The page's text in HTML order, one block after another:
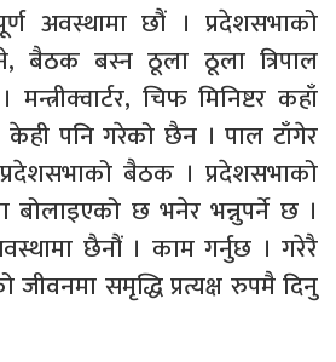
अवस्थामा छौं । प्रदेशसभाको
बैठक बस्न ठूला ठूला त्रिपाल
चिफ मिनिष्टर कहाँ
पनि गरेको छैन । पाल टाँगेर
बैठक । प्रदेशसभाको
छ भनेर भन्नुपर्ने छ ।
छैनौं । काम गर्नुछ । गरेरै
समृद्धि प्रत्यक्ष रुपमै दिनु